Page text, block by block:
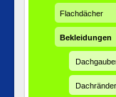
Flachdächer
Bekleidungen
Dachränder